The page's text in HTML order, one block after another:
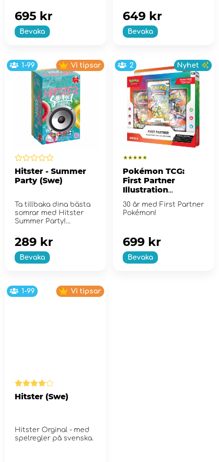
Bevaka
695 kr
Bevaka
649 kr
1-99 Vi tipsar
Hitster - Summer
Party (Swe)
Ta tillbaka dina bästa
somrar med Hitster
Summer Party!
Bevaka
289 kr
2 Nyhet
Pokémon TCG:
First Partner
Illustration
2
30 år med First Partner
Pokémon!
Bevaka
699 kr
1-99 Vi tipsar
Hitster (Swe)
Hitster Orginal - med
spelregler på svenska.